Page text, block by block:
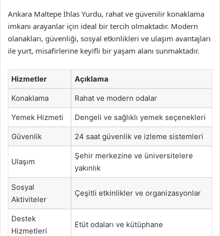
Ankara Maltepe İhlas Yurdu, rahat ve güvenilir konaklama
imkanı arayanlar için ideal bir tercih olmaktadır. Modern
olanakları, güvenliği, sosyal etkinlikleri ve ulaşım avantajları
ile yurt, misafirlerine keyifli bir yaşam alanı sunmaktadır.
Hizmetler Açıklama
Konaklama Rahat ve modern odalar
Yemek Hizmeti Dengeli ve sağlıklı yemek seçenekleri
Güvenlik 24 saat güvenlik ve izleme sistemleri
Ulaşım
Şehir merkezine ve üniversitelere
yakınlık
Sosyal
Aktiviteler
Çeşitli etkinlikler ve organizasyonlar
Destek
Hizmetleri
Etüt odaları ve kütüphane